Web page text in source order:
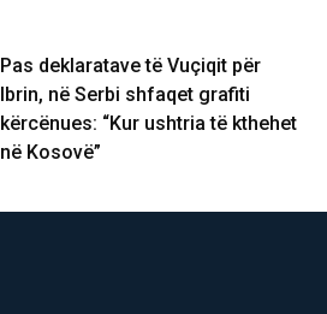
Pas deklaratave të Vuçiqit për
Ibrin, në Serbi shfaqet grafiti
kërcënues: “Kur ushtria të kthehet
në Kosovë”